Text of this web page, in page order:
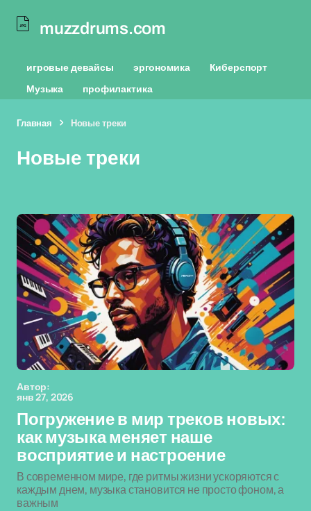
muzzdrums.com
игровые девайсы эргономика
Киберспорт
Музыка
профилактика
Главная Новые треки
Новые треки
Автор:
янв 27, 2026
Погружение в мир треков новых:
как музыка меняет наше
восприятие и настроение
В современном мире, где ритмы жизни ускоряются с
каждым днем, музыка становится не просто фоном, а
важным